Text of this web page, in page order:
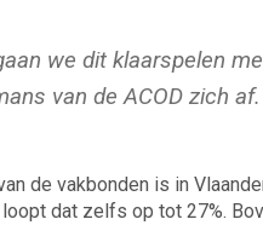
we dit klaarspelen
van de ACOD zich af.
de vakbonden is in
loopt dat zelfs op tot 27%.